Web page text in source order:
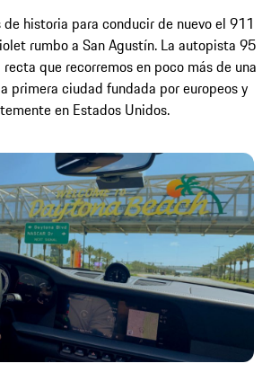
historia para conducir de nuevo el 911
rumbo a San Agustín. La autopista 95
que recorremos en poco más de una
primera ciudad fundada por europeos y
en Estados Unidos.